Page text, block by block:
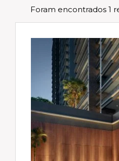
Foram encontrados 1